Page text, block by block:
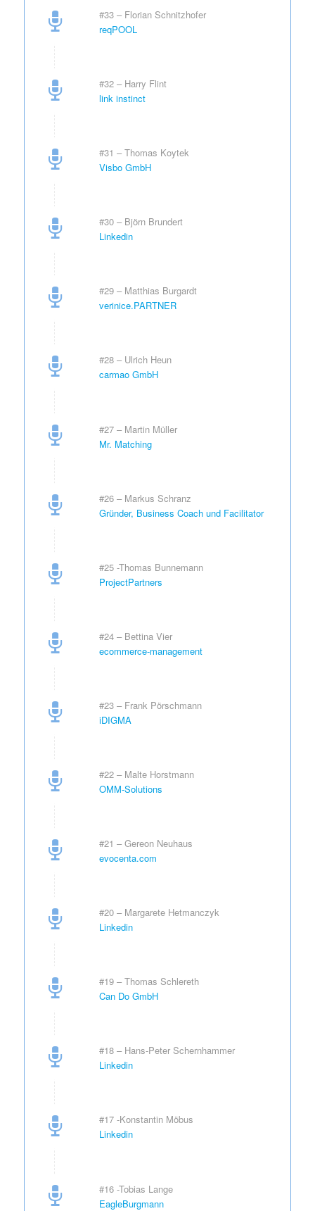
#33 – Florian Schnitzhofer
reqPOOL
#32 – Harry Flint
link instinct
#31 – Thomas Koytek
Visbo GmbH
#30 – Björn Brundert
Linkedin
#29 – Matthias Burgardt
verinice.PARTNER
#28 – Ulrich Heun
carmao GmbH
#27 – Martin Müller
Mr. Matching
#26 – Markus Schranz
Gründer, Business Coach und Facilitator
#25 -Thomas Bunnemann
ProjectPartners
#24 – Bettina Vier
ecommerce-management
#23 – Frank Pörschmann
iDIGMA
#22 – Malte Horstmann
OMM-Solutions
#21 – Gereon Neuhaus
evocenta.com
#20 – Margarete Hetmanczyk
Linkedin
#19 – Thomas Schlereth
Can Do GmbH
#18 – Hans-Peter Schernhammer
Linkedin
#17 -Konstantin Möbus
Linkedin
#16 -Tobias Lange
EagleBurgmann